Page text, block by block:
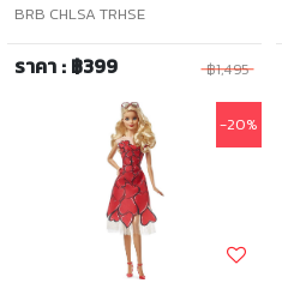
BRB CHLSA TRHSE
ราคา : ฿399 ฿1,495
-20%